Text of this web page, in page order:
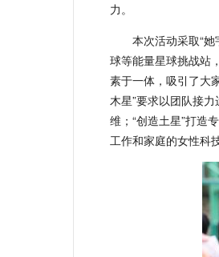
力。
本次活动采取“
球等能量星球挑战站
素于一体，吸引了大
木星”要求以团队接
维；“创造土星”打造
工作和家庭的女性科